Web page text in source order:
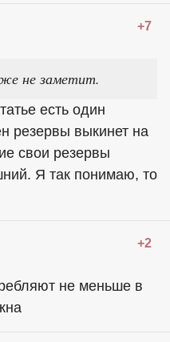
+7
не заметит.
есть один
резервы выкинет на
свои резервы
Я так понимаю, то
+2
не меньше в